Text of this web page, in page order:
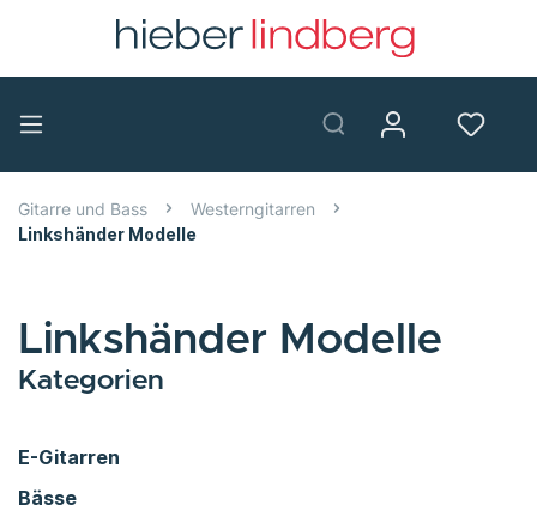
Gitarre und Bass
Westerngitarren
Linkshänder Modelle
Linkshänder Modelle
Kategorien
E-Gitarren
Bässe